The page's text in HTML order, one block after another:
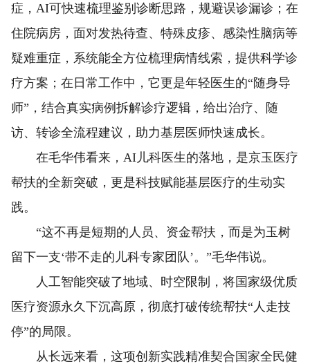
症，AI可快速梳理鉴别诊断思路，规避误诊漏诊；在
住院病房，面对发热待查、特殊皮疹、感染性脑病等
疑难重症，系统能全方位梳理病情线索，提供科学诊
疗方案；在日常工作中，它更是年轻医生的“随身导
师”，结合真实病例拆解诊疗逻辑，给出治疗、随
访、转诊全流程建议，助力基层医师快速成长。
在毛华伟看来，AI儿科医生的落地，是京玉医疗
帮扶的全新突破，更是科技赋能基层医疗的生动实
践。
“这不再是短期的人员、资金帮扶，而是为玉树
留下一支‘带不走的儿科专家团队’。”毛华伟说。
人工智能突破了地域、时空限制，将国家级优质
医疗资源永久下沉高原，彻底打破传统帮扶“人走技
停”的局限。
从长远来看，这项创新实践精准契合国家全民健